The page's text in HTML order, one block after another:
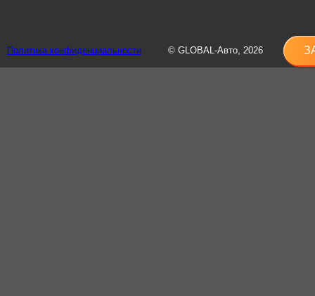
Политика конфиденциальности © GLOBAL-Авто, 2026